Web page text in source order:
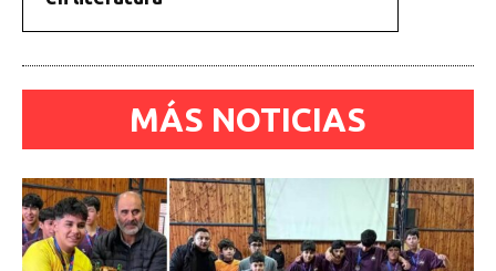
MÁS NOTICIAS